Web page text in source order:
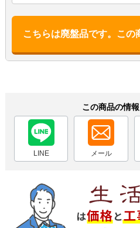
こちらは廃盤品です。この
この商品の情
LINE メール